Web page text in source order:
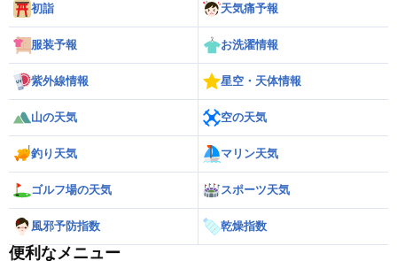
初詣 天気痛予報
服装予報 お洗濯情報
紫外線情報 星空・天体情報
山の天気 空の天気
釣り天気 マリン天気
ゴルフ場の天気 スポーツ天気
風邪予防指数 乾燥指数
便利なメニュー